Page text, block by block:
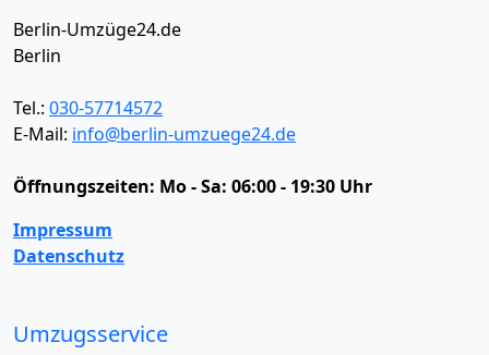
Berlin-Umzüge24.de
Berlin
Tel.: 030-57714572
E-Mail: info@berlin-umzuege24.de
Öffnungszeiten: Mo - Sa: 06:00 - 19:30 Uhr
Impressum
Datenschutz
Umzugsservice